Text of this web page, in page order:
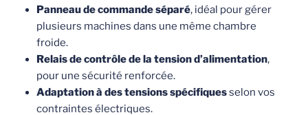
Panneau de commande séparé, idéal pour gérer
plusieurs machines dans une même chambre
froide.
Relais de contrôle de la tension d’alimentation,
pour une sécurité renforcée.
Adaptation à des tensions spécifiquesselon vos
contraintes électriques.